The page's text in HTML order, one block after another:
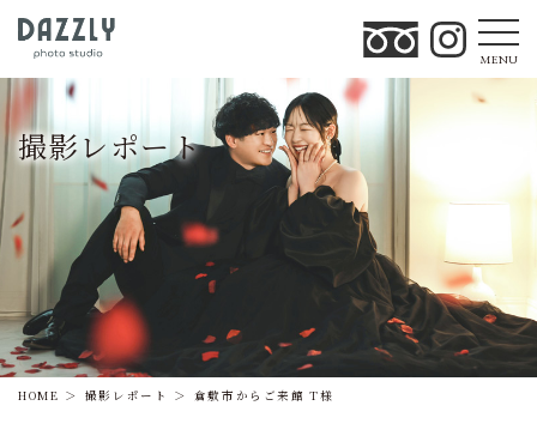
MENU
撮影レポート
HOME 撮影レポート 倉敷市からご来館 T様